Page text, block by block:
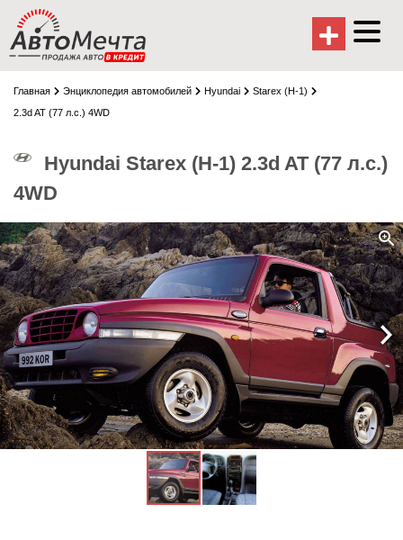
Главная Энциклопедия автомобилей Hyundai
Starex (H-1)
2.3d AT (77 л.с.) 4WD
Hyundai Starex (H-1) 2.3d AT (77 л.с.)
4WD